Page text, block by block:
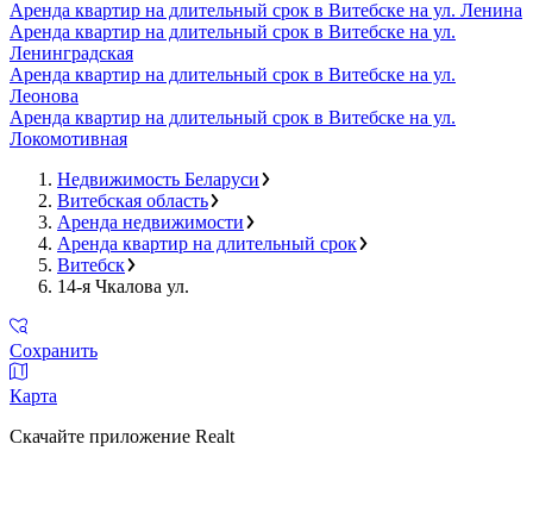
Аренда квартир на длительный срок в Витебске на ул. Ленина
Аренда квартир на длительный срок в Витебске на ул.
Ленинградская
Аренда квартир на длительный срок в Витебске на ул.
Леонова
Аренда квартир на длительный срок в Витебске на ул.
Локомотивная
Недвижимость Беларуси
Витебская область
Аренда недвижимости
Аренда квартир на длительный срок
Витебск
14-я Чкалова ул.
Сохранить
Карта
Скачайте приложение Realt